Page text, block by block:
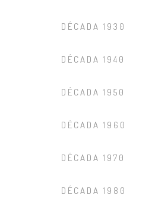
DÉCADA 1930
DÉCADA 1940
DÉCADA 1950
DÉCADA 1960
DÉCADA 1970
DÉCADA 1980